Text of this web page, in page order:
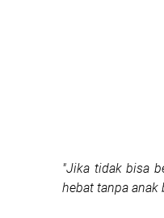
"Jika tidak bisa
hebat tanpa anak